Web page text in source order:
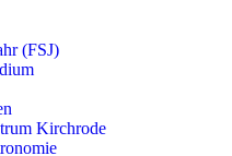
(FSJ)
Kirchrode